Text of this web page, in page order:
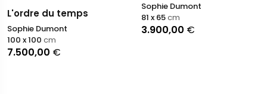
L'ordre du temps
Sophie Dumont
7.500,00 €
100 x 100 cm
Sophie Dumont
3.900,00 €
81 x 65cm